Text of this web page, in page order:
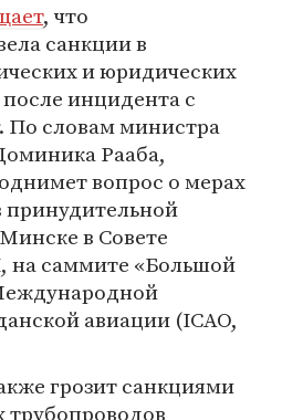
, что
санкции в
и юридических
инцидента с
По словам министра
Рааба,
вопрос о мерах
в Совете
на саммите «Большой
авиации (ICAO,
грозит санкциями
трубопроводов